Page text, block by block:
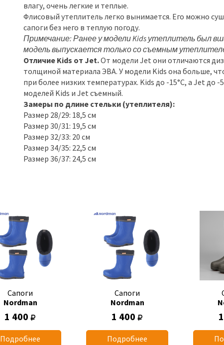
влагу, очень легкие и теплые.
Флисовый утеплитель легко вынимается. Его можно
сапоги без него в теплую погоду.
Примечание: Ранее у модели Kids утеплитель был
модель выпускается только со съемным
Отличие Kids от Jet.От модели Jet они отличаются
толщиной материала ЭВА. У модели Kids она больше,
при более низких температурах. Kids до -15°C, а Jet до -
моделей Kids и Jet съемный.
Замеры по длине стельки (утеплителя):
Размер 28/29: 18,5 см
Размер 30/31: 19,5 см
Размер 32/33: 20 см
Размер 34/35: 22,5 см
Размер 36/37: 24,5 см
Сапоги
Nordman
1 400
Подробнее
Сапоги
Nordman
1 400
Подробнее